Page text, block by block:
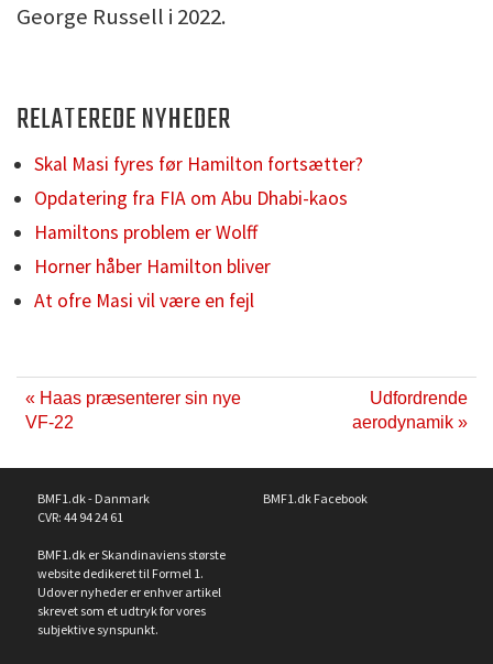
George Russell i 2022.
RELATEREDE NYHEDER
Skal Masi fyres før Hamilton fortsætter?
Opdatering fra FIA om Abu Dhabi-kaos
Hamiltons problem er Wolff
Horner håber Hamilton bliver
At ofre Masi vil være en fejl
« Haas præsenterer sin nye
VF-22
Udfordrende
aerodynamik »
BMF1.dk - Danmark
CVR: 44 94 24 61
BMF1.dk er Skandinaviens største
website dedikeret til Formel 1.
Udover nyheder er enhver artikel
skrevet som et udtryk for vores
subjektive synspunkt.
BMF1.dk Facebook